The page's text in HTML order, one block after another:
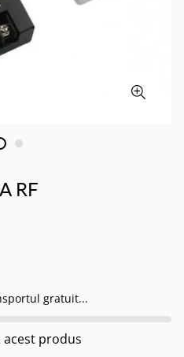
RF
gratuit...
produs